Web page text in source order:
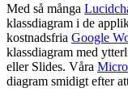
Med så många
klassdiagram i de
kostnadsfria Google
klassdiagram med
eller Slides. Våra
diagram smidigt efter